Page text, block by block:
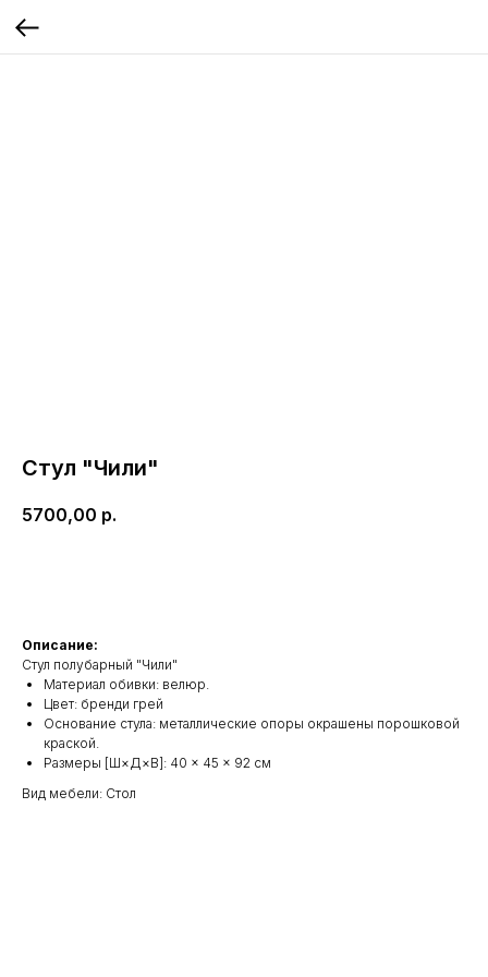
Стул "Чили"
5700,00 р.
Описание:
Стул полубарный "Чили"
Материал обивки: велюр.
Цвет: бренди грей
Основание стула: металлические опоры окрашены порошковой
краской.
Размеры [Ш×Д×В]: 40 × 45 × 92 см
Вид мебели: Стол